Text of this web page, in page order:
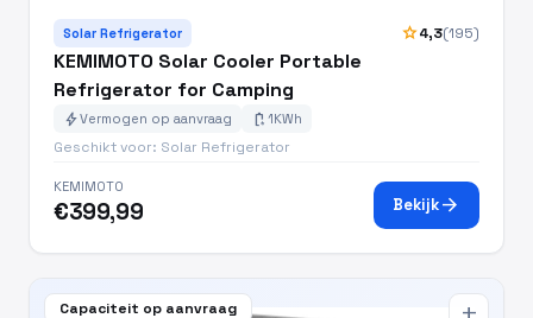
Solar Refrigerator star4,3(195)
KEMIMOTO Solar Cooler Portable
Refrigerator for Camping
boltVermogen op aanvraag battery_charging_full 1KWh
Geschikt voor: Solar Refrigerator
KEMIMOTO
€399,99 Bekijkarrow_forward
Capaciteit op aanvraag